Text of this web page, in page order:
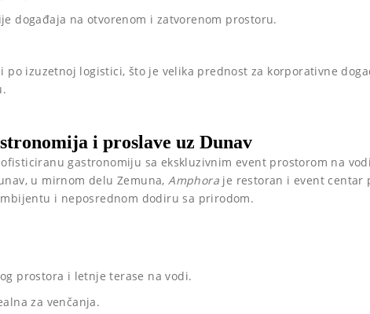
događaja na otvorenom i zatvorenom prostoru.
po izuzetnoj logistici, što je velika prednost za korporativne
i proslave uz Dunav
gastronomiju sa ekskluzivnim event prostorom na
u mirnom delu Zemuna,Amphora je restoran i event centar
i neposrednom dodiru sa prirodom.
prostora i letnje terase na vodi.
za venčanja.